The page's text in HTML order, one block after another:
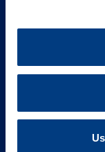
FAQ
Governance
Investor Relations